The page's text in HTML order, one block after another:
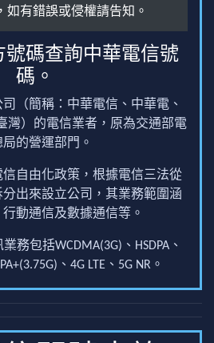
，如有錯誤或侵權請告知。
號碼查詢中華電信號
碼。
（簡稱：中華電信、中華電、
灣）的電信業者，原為交通部電
的營運部門。
信自由化政策，根據電信三法從
出來設立公司，其業務範圍涵
動通信及數據通信等。
務包括WCDMA(3G)、HSDPA、
、4G LTE、5G NR。